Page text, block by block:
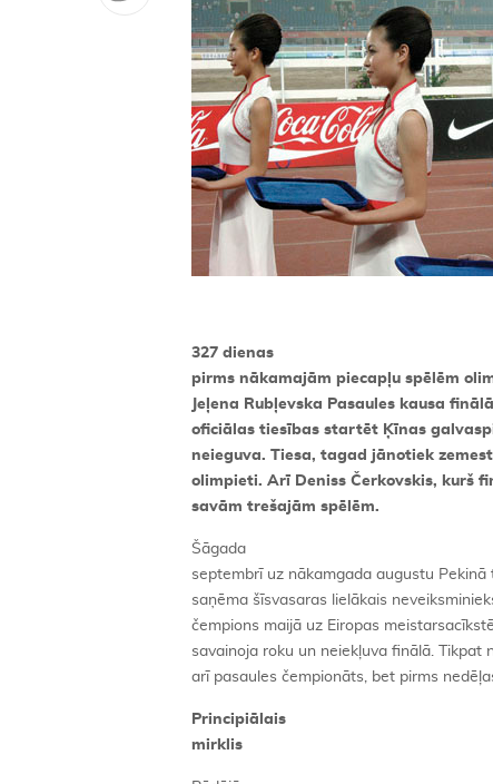
327 dienas
pirms nākamajām piecapļu spēlēm
Jeļena Rubļevska Pasaules kausa
oficiālas tiesības startēt Ķīnas
neieguva. Tiesa, tagad jānotiek
olimpieti. Arī Deniss Čerkovskis, kurš
savām trešajām spēlēm.
Šāgada
septembrī uz nākamgada augustu
saņēma šīsvasaras lielākais
čempions maijā uz Eiropas
savainoja roku un neiekļuva finālā. Tikpat
arī pasaules čempionāts, bet pirms
Principiālais
mirklis